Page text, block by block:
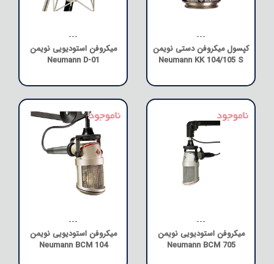
---
کپسول میکروفن دستی نویمن
Neumann KK 104/105 S
---
میکروفن استودیویی نویمن
Neumann D-01
---
میکروفن استودیویی نویمن
Neumann BCM 705
---
میکروفن استودیویی نویمن
Neumann BCM 104